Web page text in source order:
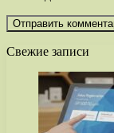
Свежие записи